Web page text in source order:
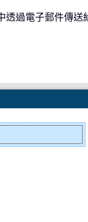
透過電子郵件傳送